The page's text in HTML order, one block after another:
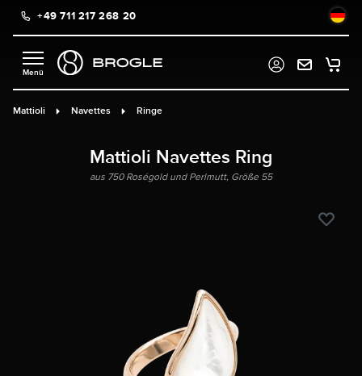
springen
+49 711 217 268 20
Mattioli Navettes Ringe
Mattioli Navettes Ring
aus 750 Roségold und Perlmutt, Größe 55